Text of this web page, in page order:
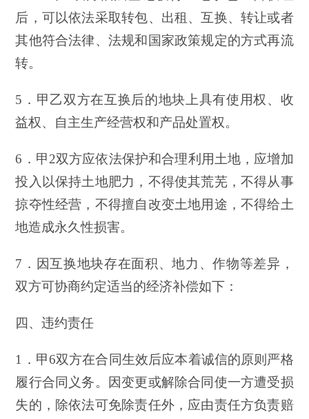
后，可以依法采取转包、出租、互换、转让或者
其他符合法律、法规和国家政策规定的方式再流
转。
5．甲乙双方在互换后的地块上具有使用权、收
益权、自主生产经营权和产品处置权。
6．甲2双方应依法保护和合理利用土地，应增加
投入以保持土地肥力，不得使其荒芜，不得从事
掠夺性经营，不得擅自改变土地用途，不得给土
地造成永久性损害。
7．因互换地块存在面积、地力、作物等差异，
双方可协商约定适当的经济补偿如下：
四、违约责任
1．甲6双方在合同生效后应本着诚信的原则严格
履行合同义务。因变更或解除合同使一方遭受损
失的，除依法可免除责任外，应由责任方负责赔